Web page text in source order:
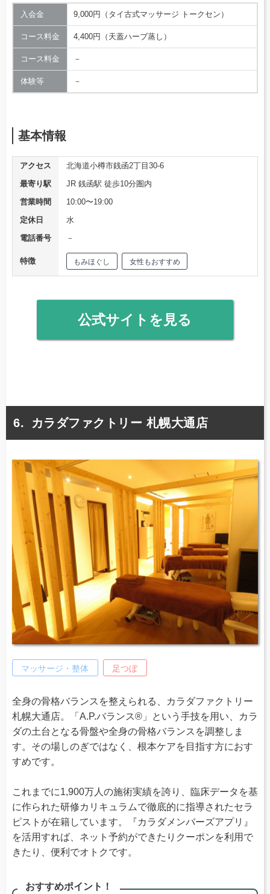
入会金 9,000円（タイ古式マッサージ トークセン）
コース料金 4,400円（天蓋ハーブ蒸し）
コース料金 －
体験等 －
基本情報
アクセス
北海道小樽市銭函2丁目30-6
最寄り駅
JR 銭函駅 徒歩10分圏内
営業時間
10:00〜19:00
定休日
水
電話番号
－
特徴 もみほぐし 女性もおすすめ
公式サイトを見る
カラダファクトリー 札幌大通店
マッサージ・整体 足つぼ
全身の骨格バランスを整えられる、カラダファクトリー
札幌大通店。「A.P.バランス®」という手技を用い、カラ
ダの土台となる骨盤や全身の骨格バランスを調整しま
す。その場しのぎではなく、根本ケアを目指す方におす
すめです。
これまでに1,900万人の施術実績を誇り、臨床データを基
に作られた研修カリキュラムで徹底的に指導されたセラ
ピストが在籍しています。『カラダメンバーズアプリ』
を活用すれば、ネット予約ができたりクーポンを利用で
きたり、便利でオトクです。
おすすめポイント！